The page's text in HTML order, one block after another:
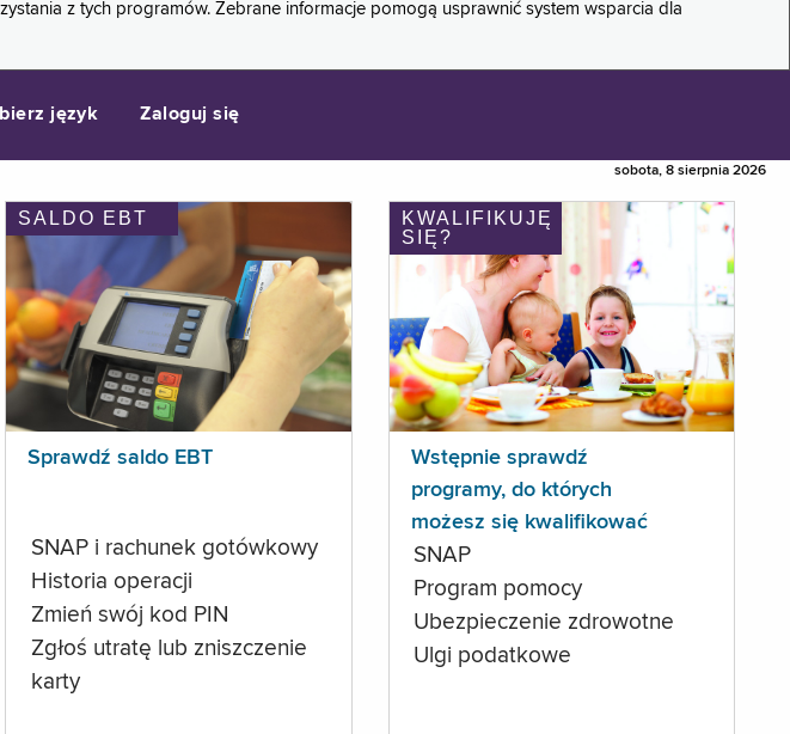
z tych programów. Zebrane informacje pomogą usprawnić system wsparcia dla
język Zaloguj się
sobota, 8 sierpnia 2026
SALDO EBT
Sprawdź saldo EBT
SNAP i rachunek gotówkowy
Historia operacji
Zmień swój kod PIN
Zgłoś utratę lub zniszczenie
karty
KWALIFIKUJĘ
SIĘ?
Wstępnie sprawdź
programy, do których
możesz się kwalifikować
SNAP
Program pomocy
Ubezpieczenie zdrowotne
Ulgi podatkowe